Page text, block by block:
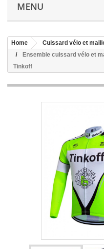
MENU
Home
Cuissard vélo et
Ensemble cuissard vélo et
Tinkoff